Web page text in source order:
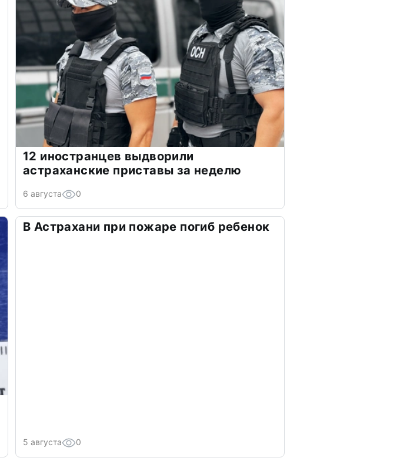
12 иностранцев выдворили
астраханские приставы за неделю
6 августа 0
В Астрахани при пожаре погиб ребенок
5 августа 0